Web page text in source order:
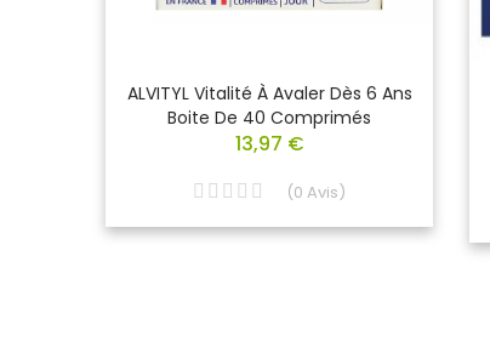
ALVITYL Vitalité À Avaler Dès 6 Ans
Boite De 40 Comprimés
13,97 €
(0 Avis)